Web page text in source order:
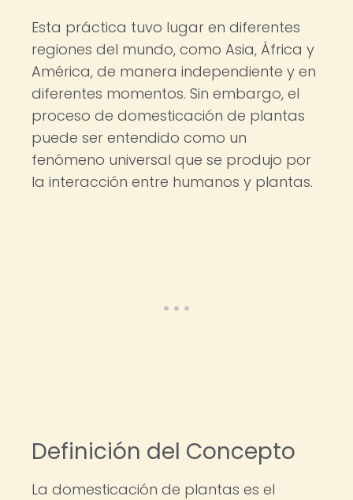
Esta práctica tuvo lugar en diferentes
regiones del mundo, como Asia, África y
América, de manera independiente y en
diferentes momentos. Sin embargo, el
proceso de domesticación de plantas
puede ser entendido como un
fenómeno universal que se produjo por
la interacción entre humanos y plantas.
Definición del Concepto
La domesticación de plantas es el